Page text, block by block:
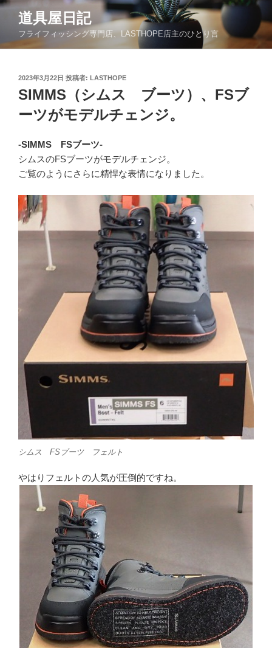
コ
ン
道具屋日記
フライフィッシング専門店、LASTHOPE店主のひとり言
投
稿
日:
2023年3月22日 投稿者: LASTHOPE
SIMMS（シムス ブーツ）、FSブ
ーツがモデルチェンジ。
-SIMMS FSブーツ-
シムスのFSブーツがモデルチェンジ。
ご覧のようにさらに精悍な表情になりました。
シムス FSブーツ フェルト
やはりフェルトの人気が圧倒的ですね。